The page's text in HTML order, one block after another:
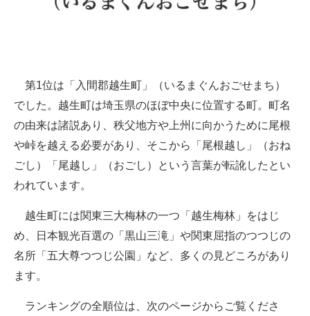
第1位は「入間郡越生町」（いるまぐんおごせまち）
でした。越生町は埼玉県のほぼ中央に位置する町。町名
の由来は諸説あり、秩父地方や上州に向かうために尾根
や峠を越える必要があり、そこから「尾根越し」（おね
ごし）「尾越し」（おごし）という言葉が転訛したとい
われています。
越生町には関東三大梅林の一つ「越生梅林」をはじ
め、日本観光百選の「黒山三滝」や関東屈指のつつじの
名所「五大尊つつじ公園」など、多くの見どころがあり
ます。
ランキングの全順位は、次のページからご覧くださ